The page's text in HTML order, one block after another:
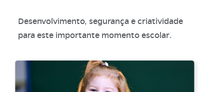
Desenvolvimento, segurança e criatividade
para este importante momento escolar.